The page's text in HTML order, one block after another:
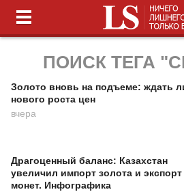
ПОИСК ТЕГА
Золото вновь на подъеме: ждать
нового роста цен
вчера
Драгоценный баланс: Казахстан
увеличил импорт золота и экспорт
монет. Инфографика